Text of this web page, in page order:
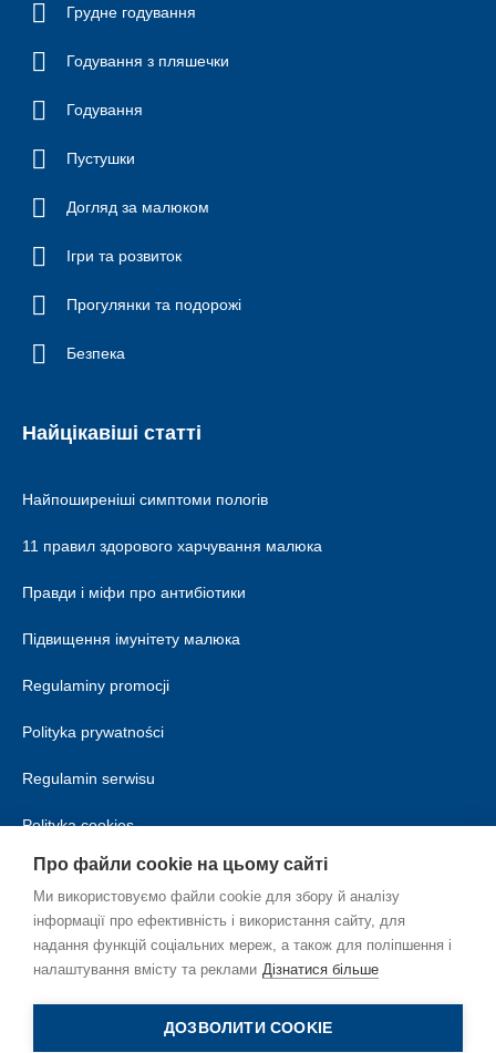
Грудне годування
Годування з пляшечки
Годування
Пустушки
Догляд за малюком
Ігри та розвиток
Прогулянки та подорожі
Безпека
Найцікавіші статті
Найпоширеніші симптоми пологів
11 правил здорового харчування малюка
Правди і міфи про антибіотики
Підвищення імунітету малюка
Regulaminy promocji
Polityka prywatności
Regulamin serwisu
Polityka cookies
Про файли cookie на цьому сайті
Ми використовуємо файли cookie для збору й аналізу
інформації про ефективність і використання сайту, для
надання функцій соціальних мереж, а також для поліпшення і
налаштування вмісту та реклами Дізнатися більше
ДОЗВОЛИТИ COOKIE